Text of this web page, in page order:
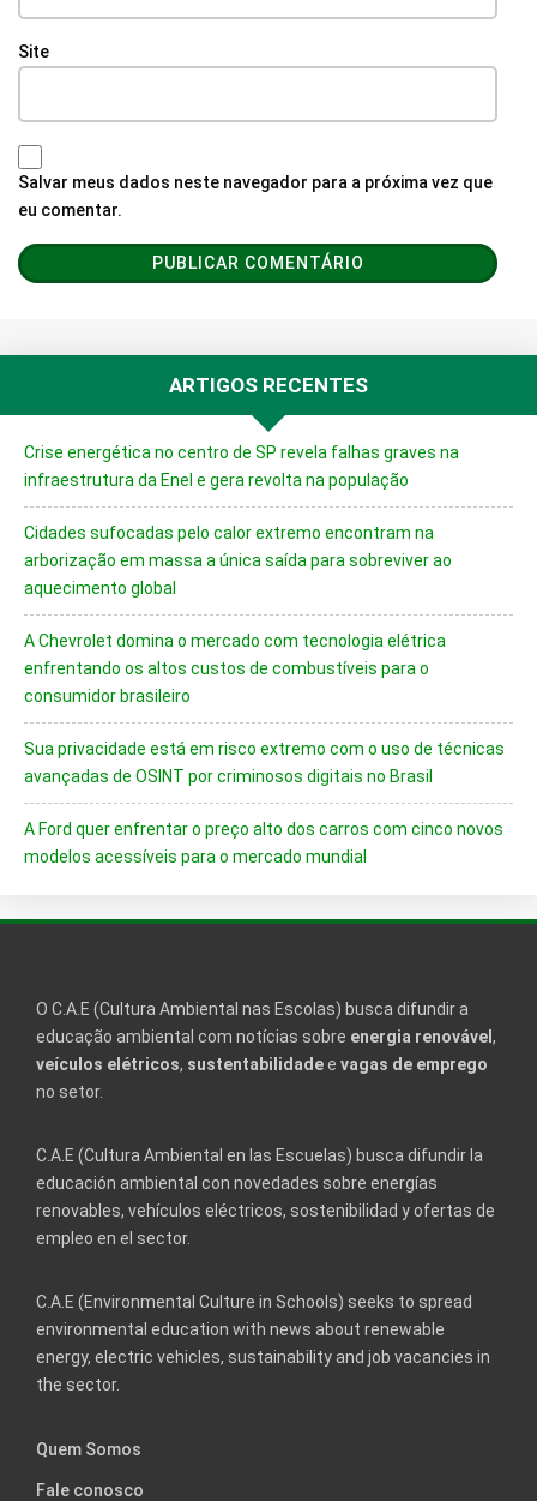
Site
Salvar meus dados neste navegador para a próxima vez que
eu comentar.
ARTIGOS RECENTES
Crise energética no centro de SP revela falhas graves na
infraestrutura da Enel e gera revolta na população
Cidades sufocadas pelo calor extremo encontram na
arborização em massa a única saída para sobreviver ao
aquecimento global
A Chevrolet domina o mercado com tecnologia elétrica
enfrentando os altos custos de combustíveis para o
consumidor brasileiro
Sua privacidade está em risco extremo com o uso de técnicas
avançadas de OSINT por criminosos digitais no Brasil
A Ford quer enfrentar o preço alto dos carros com cinco novos
modelos acessíveis para o mercado mundial
O C.A.E (Cultura Ambiental nas Escolas) busca difundir a
educação ambiental com notícias sobre energia renovável ,
veículos elétricos, sustentabilidadee vagas de emprego
no setor.
C.A.E (Cultura Ambiental en las Escuelas) busca difundir la
educación ambiental con novedades sobre energías
renovables, vehículos eléctricos, sostenibilidad y ofertas de
empleo en el sector.
C.A.E (Environmental Culture in Schools) seeks to spread
environmental education with news about renewable
energy, electric vehicles, sustainability and job vacancies in
the sector.
Quem Somos
Fale conosco